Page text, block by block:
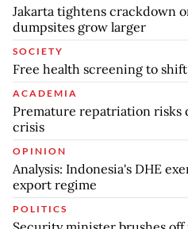
Jakarta tightens crackdown
dumpsites grow larger
SOCIETY
Free health screening to
ACADEMIA
Premature repatriation risks
crisis
OPINION
Analysis: Indonesia's DHE
export regime
POLITICS